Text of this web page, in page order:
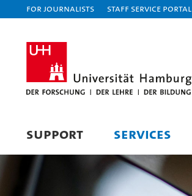
For journalists Staff Service Portal
SUPPORT SERVICES